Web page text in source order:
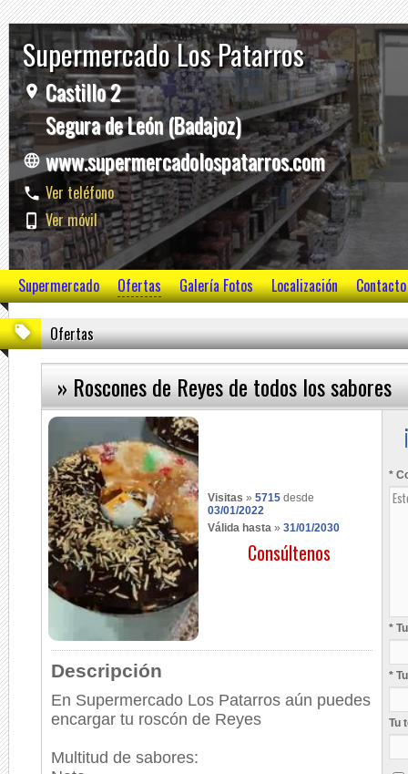
Supermercado Los Patarros
Castillo 2
Segura de León (Badajoz)
www.supermercadolospatarros.com
Ver teléfono
Ver móvil
Supermercado Ofertas Galería Fotos Localización
Ofertas
» Roscones de Reyes de todos los sabores
Visitas » 5715 desde
03/01/2022
Válida hasta » 31/01/2030
Consúltenos
Descripción
En Supermercado Los Patarros aún puedes
encargar tu roscón de Reyes
Multitud de sabores:
*
*
*
Tu